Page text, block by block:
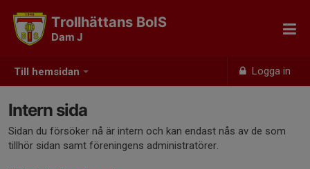
Till hemsidan Logga in
Trollhättans BoIS
Dam J
Intern sida
Sidan du försöker nå är intern och kan endast nås av de som
tillhör sidan samt föreningens administratörer.